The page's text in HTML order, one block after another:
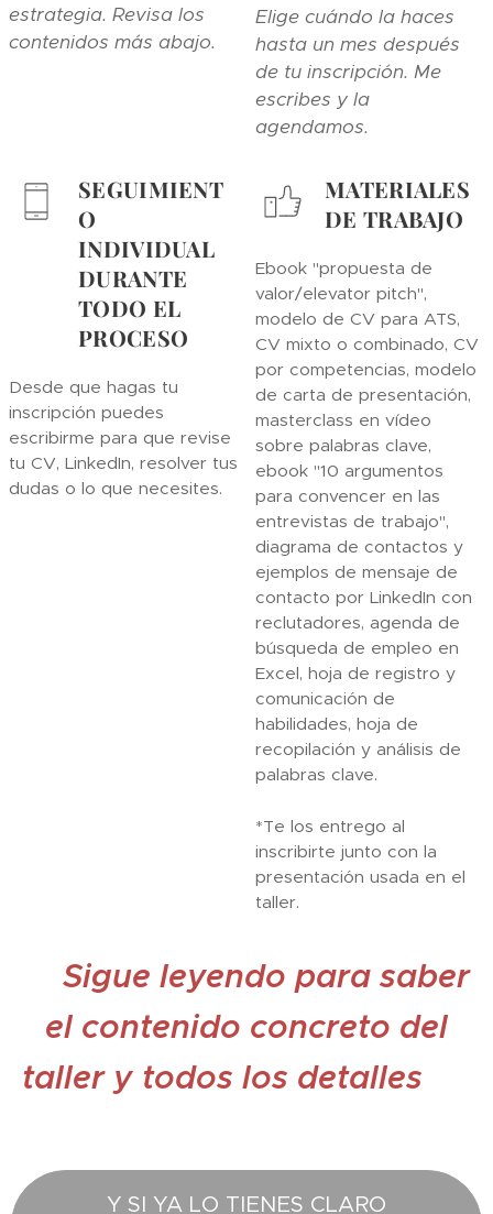
estrategia. Revisa los
contenidos más abajo.
Elige cuándo la haces
hasta un mes después
de tu inscripción. Me
escribes y la
agendamos.
SEGUIMIENT
O
INDIVIDUAL
DURANTE
TODO EL
PROCESO
Desde que hagas tu
inscripción puedes
escribirme para que revise
tu CV, LinkedIn, resolver tus
dudas o lo que necesites.
MATERIALES
DE TRABAJO
Ebook "propuesta de
valor/elevator pitch",
modelo de CV para ATS,
CV mixto o combinado, CV
por competencias, modelo
de carta de presentación,
masterclass en vídeo
sobre palabras clave,
ebook "10 argumentos
para convencer en las
entrevistas de trabajo",
diagrama de contactos y
ejemplos de mensaje de
contacto por LinkedIn con
reclutadores, agenda de
búsqueda de empleo en
Excel, hoja de registro y
comunicación de
habilidades, hoja de
recopilación y análisis de
palabras clave.
*Te los entrego al
inscribirte junto con la
presentación usada en el
taller.
🔻Sigue leyendo para saber
el contenido concreto del
taller y todos los detalles 🔻
Y SI YA LO TIENES CLARO